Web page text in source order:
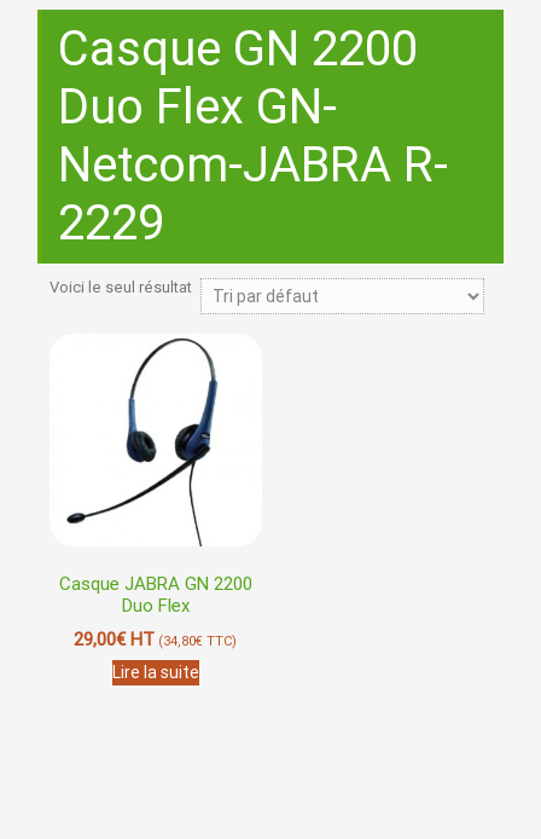
Casque GN 2200
Duo Flex GN-
Netcom-JABRA R-
2229
Voici le seul résultat
Casque JABRA GN 2200
Duo Flex
29,00€HT (34,80€ TTC)
Lire la suite